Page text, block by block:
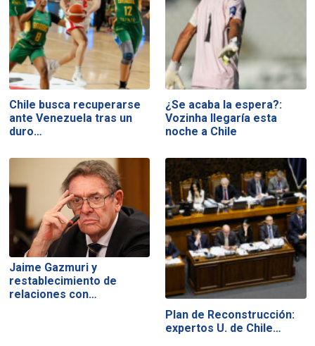
Chile busca recuperarse
ante Venezuela tras un
duro…
¿Se acaba la espera?:
Vozinha llegaría esta
noche a Chile
Jaime Gazmuri y
restablecimiento de
relaciones con…
Plan de Reconstrucción:
expertos U. de Chile…